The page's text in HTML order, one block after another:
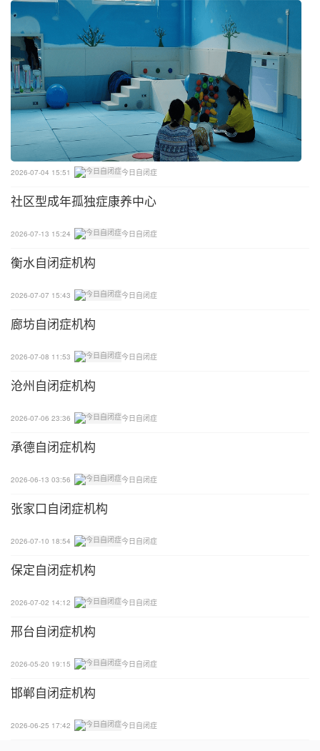
的，其余的可以都让孩子去决定。
比如，原本安排星期六下午是去游乐园，那么到了游
乐园决定玩什么可是设置是爸爸妈妈来决定，这样就
达到了家长和小朋友共同决定去做一件事的目的，以
此来逐渐让小朋友接受家长参与他的日程安排。
渐渐地，当小朋友可以适应一个部分不由自己掌控以
后，可以再多增加一个部分由家长来安排，或者是加
入一个“疑问区域”，即是指这是一个未知的安排，让
小朋友知道那个时刻要做什么目前是不知道的，只有
安排，但是小朋友和爸爸妈妈都不知道具体要干什
么，到那个时候再临时做决定。
这样设定的目的在于，让小朋友在自己的固定安排
来，就会有利于减少在突发事件情况下出现的情绪问
题。
◆但是这个过程是根据小朋友的接受能力逐渐递进，
Two:如果是因为孩子的愿望得不到满足
尤其是当他想得到的物品，或进行的事件具有一定危
他的情绪很激动，家长也要必须坚持。但是前期已经
让小朋友接触过某件危险物品，那么现在也要立即
时，孩子情绪一开始势必呈上升趋势，会越哭越厉
害，很多时候家长这时候就开始妥协了，会去哄一
制，我们可以运用消退法和其他转移注意力的事件搭
配，以此来让孩子平复情绪。
比如前段时间课上有一个小朋友非常抗拒做一个日常
2026-07-04 15:51 今日自闭症
社区型成年孤独症康养中心
2026-07-13 15:24 今日自闭症
衡水自闭症机构
2026-07-07 15:43 今日自闭症
廊坊自闭症机构
2026-07-08 11:53 今日自闭症
沧州自闭症机构
2026-07-06 23:36 今日自闭症
承德自闭症机构
2026-06-13 03:56 今日自闭症
张家口自闭症机构
2026-07-10 18:54 今日自闭症
保定自闭症机构
2026-07-02 14:12 今日自闭症
邢台自闭症机构
2026-05-20 19:15 今日自闭症
邯郸自闭症机构
2026-06-25 17:42 今日自闭症